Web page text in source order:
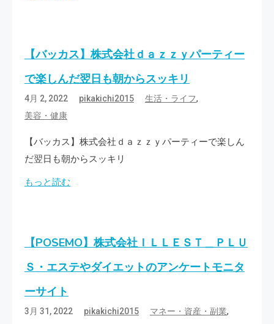
【バッカス】株式会社ｄａｚｚｙパーティー
で楽しんだ翌日も朝からスッキリ
4月 2, 2022 pikakichi2015 生活・ライフ,
美容・健康
【バッカス】株式会社ｄａｚｚｙパーティーで楽しん
だ翌日も朝からスッキリ
もっと読む
【POSEMO】株式会社ＩＬＬＥＳＴ＿ＰＬＵ
Ｓ・エステやダイエットのアンケートモニタ
ーサイト
3月 31, 2022 pikakichi2015 マネー・資産・副業,